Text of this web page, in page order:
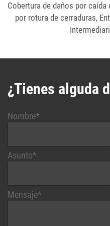
Cobertura de daños por caída
por rotura de cerraduras,
¿Tienes alguda
Nombre*
Asunto*
Mensaje*